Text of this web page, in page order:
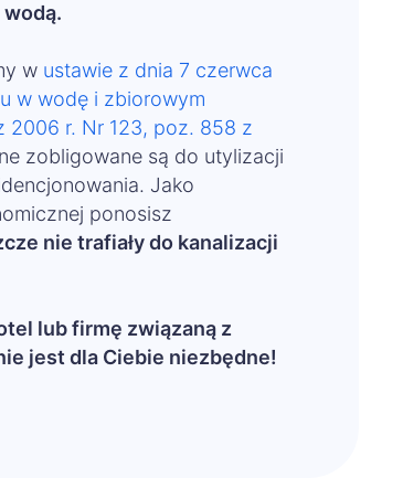
wodą.
w ustawie z dnia 7 czerwca
w wodę i zbiorowym
2006 r. Nr 123, poz. 858 z
zobligowane są do utylizacji
Jako
ponosisz
nie trafiały do kanalizacji
lub firmę związaną z
jest dla Ciebie niezbędne!